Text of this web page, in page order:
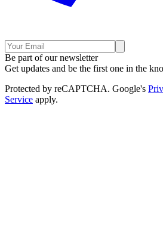
Be part of our newsletter
Get updates and be the first one in the
Protected by reCAPTCHA. Google's
Service apply.